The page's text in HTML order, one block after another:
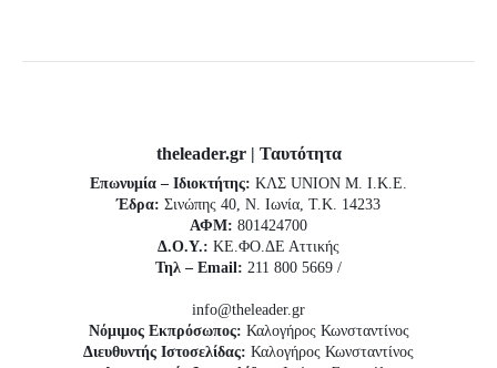
theleader.gr | Ταυτότητα
Επωνυμία – Ιδιοκτήτης: ΚΛΣ UNION Μ. Ι.Κ.Ε.
Έδρα: Σινώπης 40, Ν. Ιωνία, Τ.Κ. 14233
ΑΦΜ: 801424700
Δ.Ο.Υ.: ΚΕ.ΦΟ.ΔΕ Αττικής
Τηλ – Email: 211 800 5669 /
info@theleader.gr
Νόμιμος Εκπρόσωπος: Καλογήρος Κωνσταντίνος
Διευθυντής Ιστοσελίδας: Καλογήρος Κωνσταντίνος